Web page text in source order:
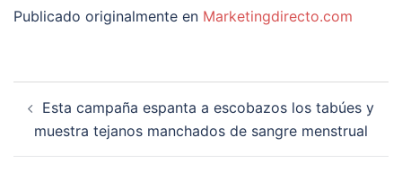
Publicado originalmente en Marketingdirecto.com
de
entradas
Esta campaña espanta a escobazos los tabúes y
muestra tejanos manchados de sangre menstrual